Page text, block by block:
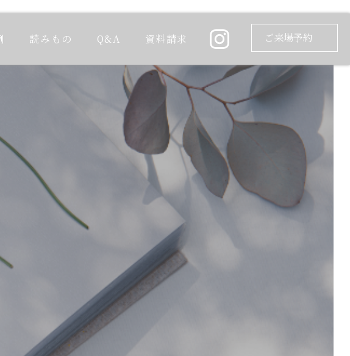
読みもの Q&A 資料請求 ご来場予約